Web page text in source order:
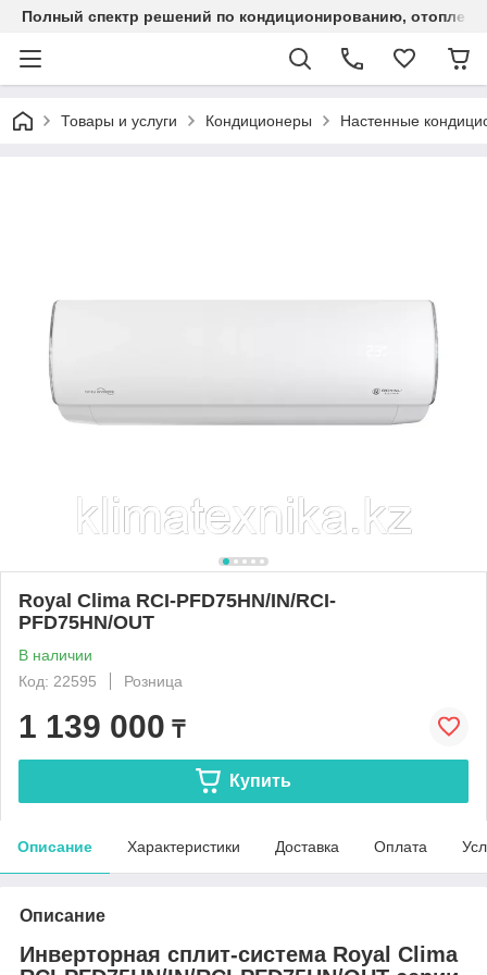
Полный спектр решений по кондиционированию,
Товары и услуги Кондиционеры Настенные
Royal Clima RCI-PFD75HN/IN/RCI-
PFD75HN/OUT
В наличии
Код: 22595
Розница
1 139 000 ₸
Купить
Описание Характеристики Доставка Оплата
Описание
Инверторная сплит-система Royal Clima